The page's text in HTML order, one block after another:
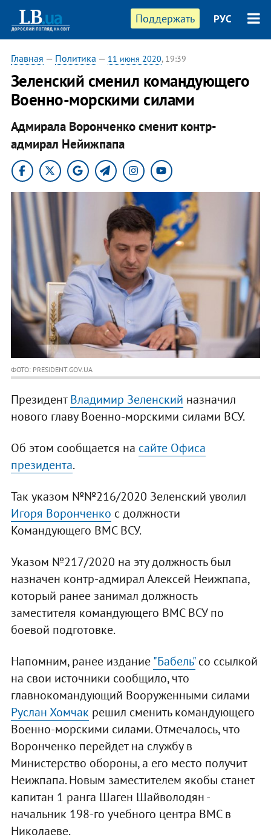
Поддержать РУС
Главная — Политика — 11 июня 2020, 19:39
Зеленский сменил командующего
Военно-морскими силами
Адмирала Воронченко сменит контр-
адмирал Нейижпапа
ФОТО: PRESIDENT.GOV.UA
ПрезидентВладимир Зеленский назначил
нового главу Военно-морскими силами ВСУ.
Об этом сообщается на сайте Офиса
президента.
Так указом №№216/2020 Зеленский уволил
Игоря Воронченко с должности
Командующего ВМС ВСУ.
Указом №217/2020 на эту должность был
назначен контр-адмирал Алексей Неижпапа,
который ранее занимал должность
заместителя командующего ВМС ВСУ по
боевой подготовке.
Напомним, ранее издание"Бабель"со ссылкой
на свои источники сообщило, что
главнокомандующий Вооруженными силами
Руслан Хомчак решил сменить командующего
Военно-морскими силами. Отмечалось, что
Воронченко перейдет на службу в
Министерство обороны, а его место получит
Неижпапа. Новым заместителем якобы станет
капитан 1 ранга Шаген Шайволодян -
начальник 198-го учебного центра ВМС в
Николаеве.